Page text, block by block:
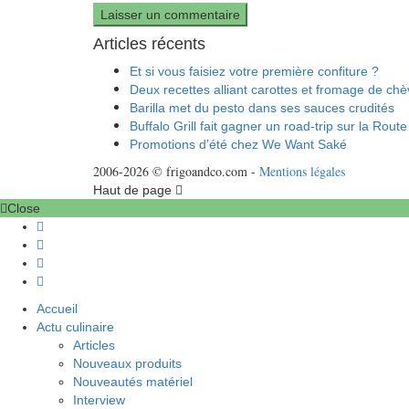
Articles récents
Et si vous faisiez votre première confiture ?
Deux recettes alliant carottes et fromage de
Barilla met du pesto dans ses sauces crudités
Buffalo Grill fait gagner un road-trip sur la Route
Promotions d’été chez We Want Saké
2006-2026 © frigoandco.com - Mentions légales
Haut de page
Close
Accueil
Actu culinaire
Articles
Nouveaux produits
Nouveautés matériel
Interview